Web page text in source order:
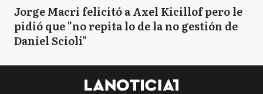
Jorge Macri felicitó a Axel Kicillof pero le
pidió que "no repita lo de la no gestión de
Daniel Scioli"